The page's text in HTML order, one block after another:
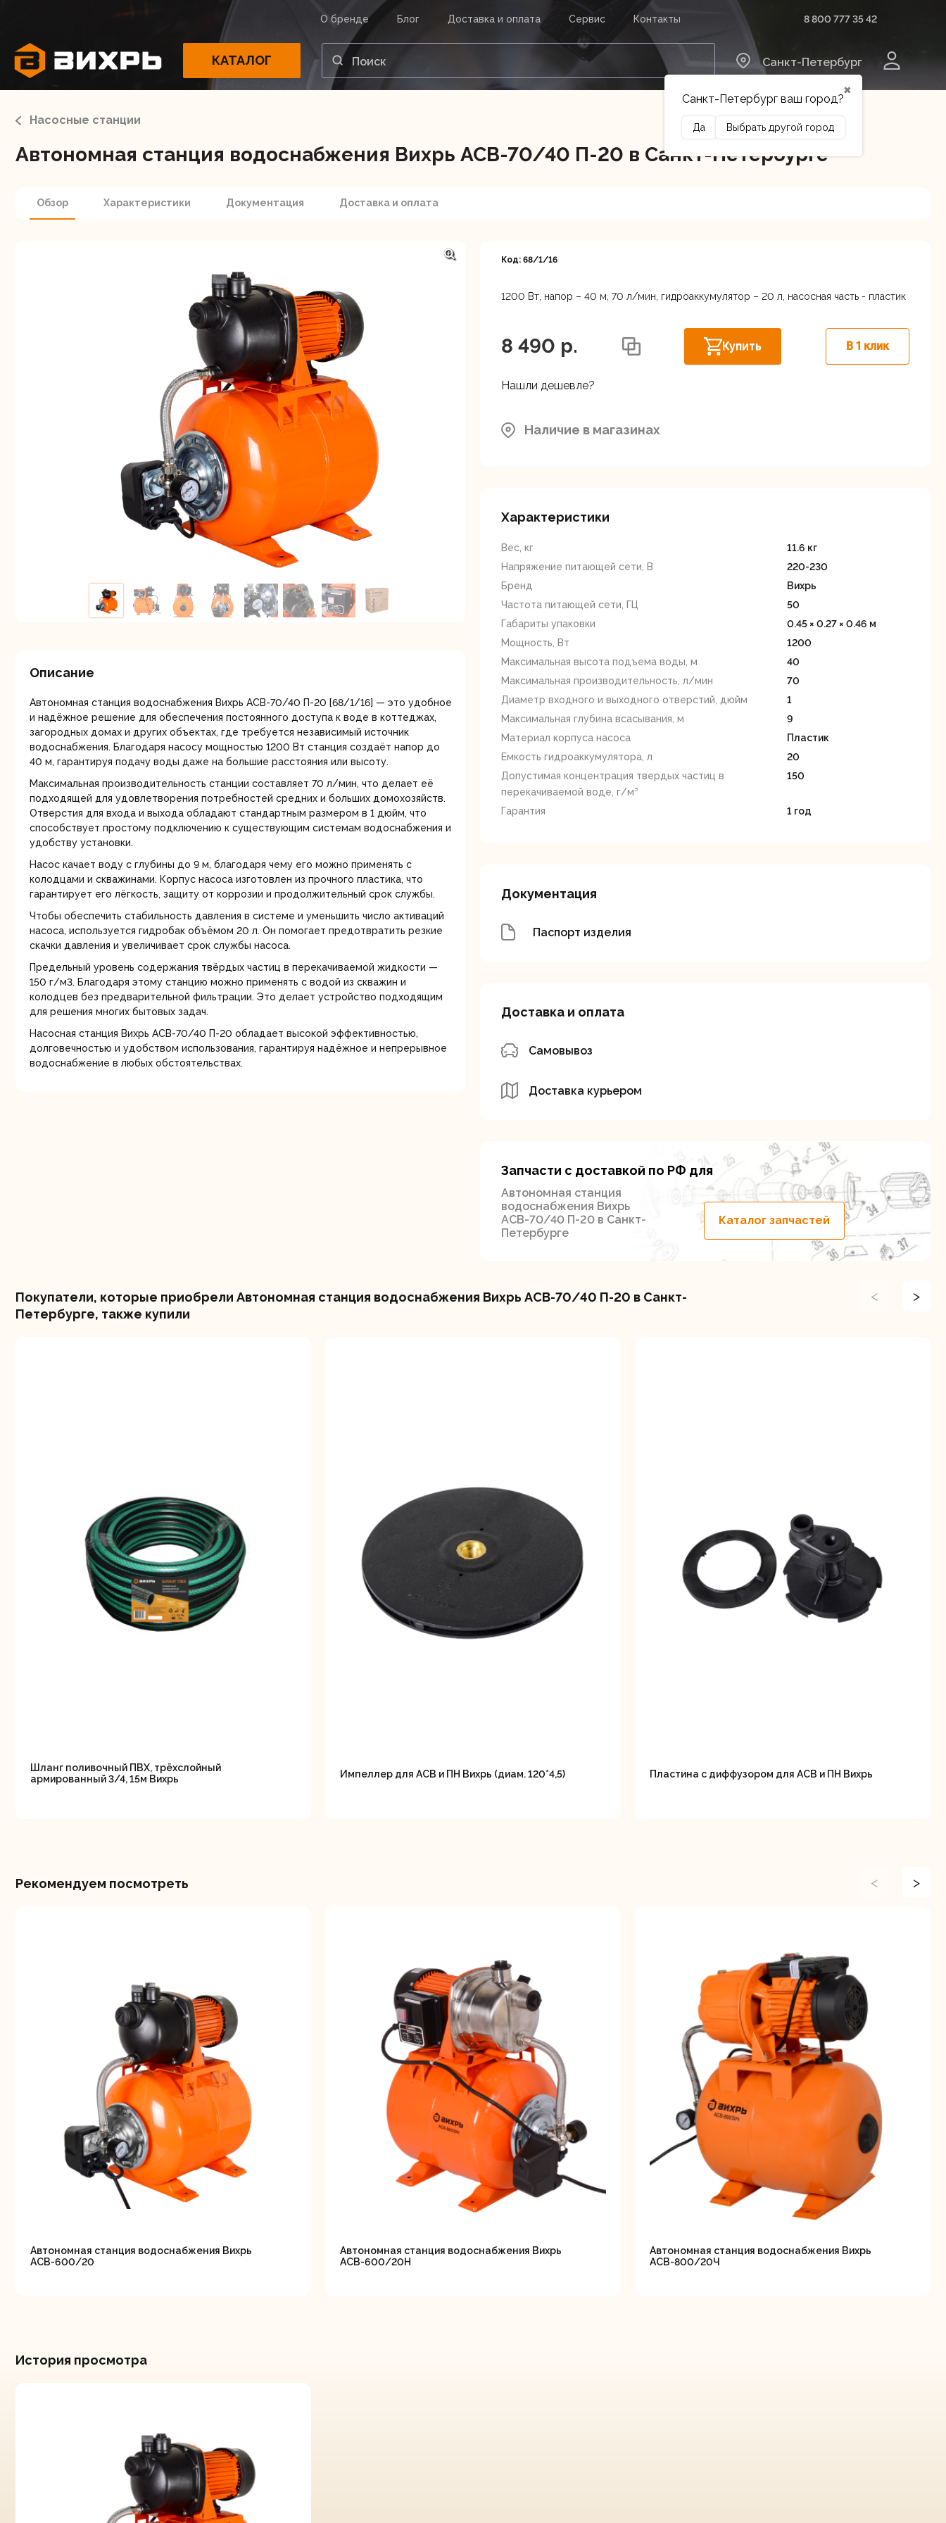
О бренде Блог Доставка и оплата Сервис Контакты 8 800 777 35 42
КАТАЛОГ Санкт-Петербург
✖
Санкт-Петербург ваш город?
Да Выбрать другой город
Свернуть
Инструмент Сельхозтехника
Аккумуляторные
шуруповерты
Комплектующие для
электроинструмента
Отбойные
Отрезные пилы Перфораторы Сабельные пилы
Рубанки
шуруповерты
Степлеры
электрические
пылесосы
Торцовочные
пилы
Точильные станки
машины
Насосные станции
Автономная станция водоснабжения Вихрь АСВ-70/40 П-20 в Санкт-Петербурге
Обзор Характеристики Документация Доставка и оплата
Описание
Автономная станция водоснабжения Вихрь АСВ-70/40 П-20 [68/1/16] — это удобное
и надёжное решение для обеспечения постоянного доступа к воде в коттеджах,
загородных домах и других объектах, где требуется независимый источник
водоснабжения. Благодаря насосу мощностью 1200 Вт станция создаёт напор до
40 м, гарантируя подачу воды даже на большие расстояния или высоту.
Максимальная производительность станции составляет 70 л/мин, что делает её
подходящей для удовлетворения потребностей средних и больших домохозяйств.
Отверстия для входа и выхода обладают стандартным размером в 1 дюйм, что
способствует простому подключению к существующим системам водоснабжения и
удобству установки.
Насос качает воду с глубины до 9 м, благодаря чему его можно применять с
колодцами и скважинами. Корпус насоса изготовлен из прочного пластика, что
гарантирует его лёгкость, защиту от коррозии и продолжительный срок службы.
Чтобы обеспечить стабильность давления в системе и уменьшить число активаций
насоса, используется гидробак объёмом 20 л. Он помогает предотвратить резкие
скачки давления и увеличивает срок службы насоса.
Предельный уровень содержания твёрдых частиц в перекачиваемой жидкости —
150 г/м3. Благодаря этому станцию можно применять с водой из скважин и
колодцев без предварительной фильтрации. Это делает устройство подходящим
для решения многих бытовых задач.
Насосная станция Вихрь АСВ-70/40 П-20 обладает высокой эффективностью,
долговечностью и удобством использования, гарантируя надёжное и непрерывное
водоснабжение в любых обстоятельствах.
Код: 68/1/16
1200 Вт, напор – 40 м, 70 л/мин, гидроаккумулятор – 20 л, насосная часть - пластик
8 490 p. Купить В 1 клик
Нашли дешевле?
Наличие в магазинах
Санкт-Петербург, Индустриальная улица 16,
Осталось
Характеристики
Вес, кг
11.6 кг
Напряжение питающей сети, В
220-230
Бренд
Вихрь
Частота питающей сети, ГЦ
50
Габариты упаковки
0.45 × 0.27 × 0.46 м
Мощность, Вт
1200
Максимальная высота подъема воды, м
40
Максимальная производительность, л/мин
70
Диаметр входного и выходного отверстий, дюйм
1
Максимальная глубина всасывания, м
9
Материал корпуса насоса
Пластик
Емкость гидроаккумулятора, л
20
Допустимая концентрация твердых частиц в
перекачиваемой воде, г/м³
150
Гарантия 1 год
Документация
Паспорт изделия
Доставка и оплата
Самовывоз
Доставка курьером
Запчасти с доставкой по РФ для
Автономная станция
водоснабжения Вихрь
АСВ-70/40 П-20 в Санкт-
Петербурге
Каталог запчастей
Покупатели, которые приобрели Автономная станция водоснабжения Вихрь АСВ-70/40 П-20 в Санкт-
Петербурге, также купили
< >
Шланг поливочный ПВХ, трёхслойный
армированный 3/4, 15м Вихрь
Импеллер для АСВ и ПН Вихрь (диам. 120*4,5) Пластина с диффузором для АСВ и ПН Вихрь
Рекомендуем посмотреть < >
Автономная станция водоснабжения Вихрь
АСВ-600/20
Автономная станция водоснабжения Вихрь
АСВ-600/20Н
Автономная станция водоснабжения Вихрь
АСВ-800/20Ч
История просмотра
ВХОД
Забыли пароль?